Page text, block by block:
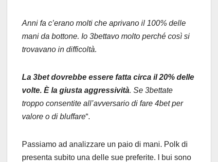
Anni fa c’erano molti che aprivano il 100% delle
mani da bottone. Io 3bettavo molto perché così si
trovavano in difficoltà.
La 3bet dovrebbe essere fatta circa il 20% delle
volte. È la giusta aggressività. Se 3bettate
troppo consentite all’avversario di fare 4bet per
valore o di bluffare“.
Passiamo ad analizzare un paio di mani. Polk di
presenta subito una delle sue preferite. I bui sono